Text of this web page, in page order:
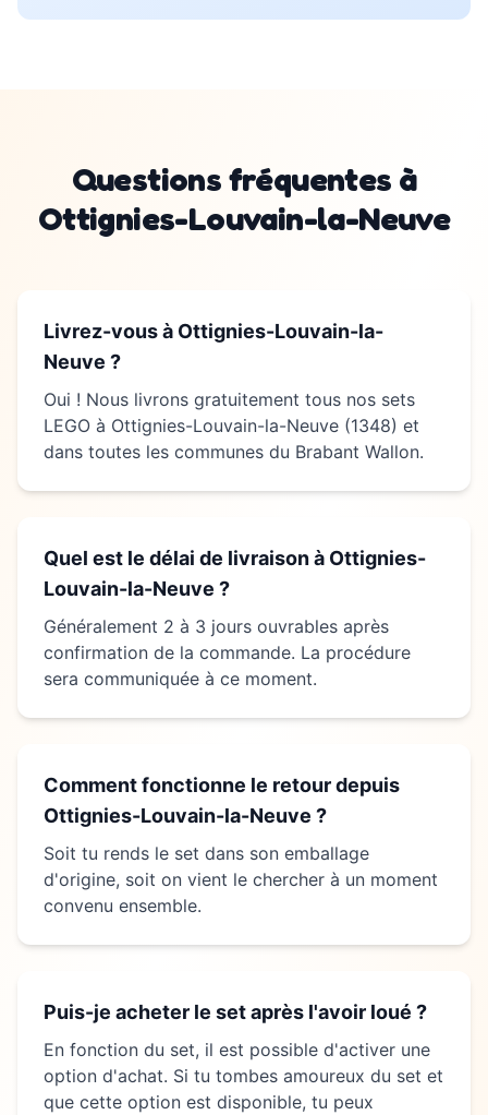
Questions fréquentes à
Ottignies-Louvain-la-Neuve
Livrez-vous à Ottignies-Louvain-la-
Neuve ?
Oui ! Nous livrons gratuitement tous nos sets
LEGO à Ottignies-Louvain-la-Neuve (1348) et
dans toutes les communes du Brabant Wallon.
Quel est le délai de livraison à Ottignies-
Louvain-la-Neuve ?
Généralement 2 à 3 jours ouvrables après
confirmation de la commande. La procédure
sera communiquée à ce moment.
Comment fonctionne le retour depuis
Ottignies-Louvain-la-Neuve ?
Soit tu rends le set dans son emballage
d'origine, soit on vient le chercher à un moment
convenu ensemble.
Puis-je acheter le set après l'avoir loué ?
En fonction du set, il est possible d'activer une
option d'achat. Si tu tombes amoureux du set et
que cette option est disponible, tu peux